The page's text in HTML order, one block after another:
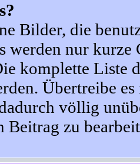
Bilder, die
werden nur
komplette Liste
Übertreibe
völlig
Beitrag zu